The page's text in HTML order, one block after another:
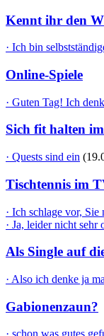
Kennt ihr den
· Ich bin
Online-Spiele
· Guten Tag! Ich
Sich fit halten
· Quests sind ein
Tischtennis im
· Ich schlage vor, Sie
· Ja, leider nicht sehr
Als Single auf
· Also ich denke ja
Gabionenzaun?